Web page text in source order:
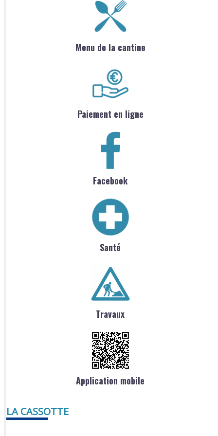
Menu de la cantine
Paiement en ligne
Facebook
Santé
Travaux
Application mobile
LA CASSOTTE